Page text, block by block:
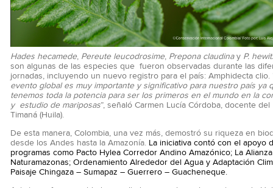
Hades hecamede, Pereute leucodrosime, Prepona claudinay P.
son algunas de las especies que fueron observadas durante las
jornadas, incluyendo un nuevo registro para el país: Amphidecta clio.
evento global es muy importante y significativo para nuestro país ya
tenemos toda la potencia para ser los primeros en el mundo en la
y estudio de mariposas”, señaló Carmen Lucía Córdoba, docente
Timaná (Huila).
De esta manera, Colombia, una vez más, demostró su riqueza en
desde los Andes hasta la Amazonía. La iniciativa contó con el apoyo
programas como Pacto Hylea Corredor Andino Amazónico; La Alianza
Naturamazonas; Ordenamiento Alrededor del Agua y Adaptación
Paisaje Chingaza – Sumapaz – Guerrero – Guacheneque.